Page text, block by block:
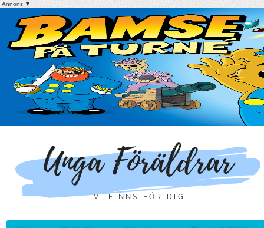
Annons ▼